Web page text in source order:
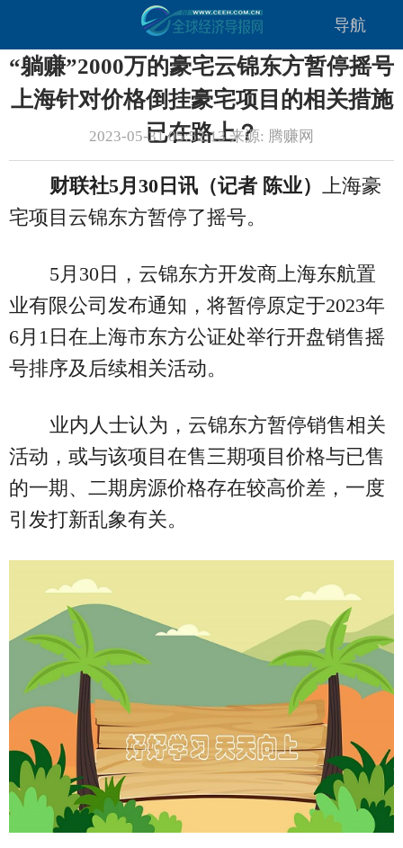
导航
“躺赚”2000万的豪宅云锦东方暂停摇号
上海针对价格倒挂豪宅项目的相关措施
已在路上？
2023-05-31 05:52:13 来源: 腾赚网
财联社5月30日讯（记者 陈业） 上海豪
宅项目云锦东方暂停了摇号。
5月30日，云锦东方开发商上海东航置
业有限公司发布通知，将暂停原定于2023年
6月1日在上海市东方公证处举行开盘销售摇
号排序及后续相关活动。
业内人士认为，云锦东方暂停销售相关
活动，或与该项目在售三期项目价格与已售
的一期、二期房源价格存在较高价差，一度
引发打新乱象有关。